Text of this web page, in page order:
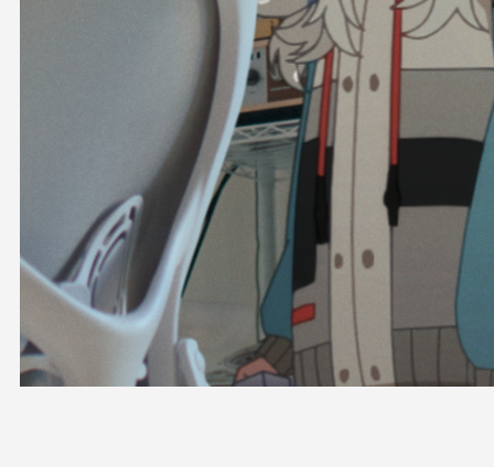
未成年の方々へのお願い
二次創作ガイドライン
よくある質問
サポーターガイドライン